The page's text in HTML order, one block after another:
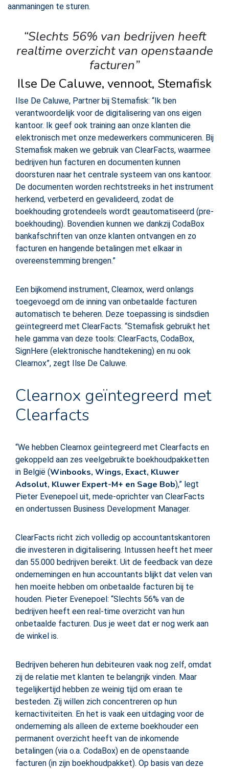
aanmaningen te sturen.
“Slechts 56% van bedrijven heeft
realtime overzicht van openstaande
facturen”
Ilse De Caluwe, vennoot, Stemafisk
Ilse De Caluwe, Partner bij Stemafisk: “Ik ben
verantwoordelijk voor de digitalisering van ons eigen
kantoor. Ik geef ook training aan onze klanten die
elektronisch met onze medewerkers communiceren. Bij
Stemafisk maken we gebruik van ClearFacts, waarmee
bedrijven hun facturen en documenten kunnen
doorsturen naar het centrale systeem van ons kantoor.
De documenten worden rechtstreeks in het instrument
herkend, verbeterd en gevalideerd, zodat de
boekhouding grotendeels wordt geautomatiseerd (pre-
boekhouding). Bovendien kunnen we dankzij CodaBox
bankafschriften van onze klanten ontvangen en zo
facturen en hangende betalingen met elkaar in
overeenstemming brengen.”
Een bijkomend instrument, Clearnox, werd onlangs
toegevoegd om de inning van onbetaalde facturen
automatisch te beheren. Deze toepassing is sindsdien
geïntegreerd met ClearFacts. “Stemafisk gebruikt het
hele gamma van deze tools: ClearFacts, CodaBox,
SignHere (elektronische handtekening) en nu ook
Clearnox”, zegt Ilse De Caluwe.
Clearnox geïntegreerd met
Clearfacts
“We hebben Clearnox geïntegreerd met Clearfacts en
gekoppeld aan zes veelgebruikte boekhoudpakketten
in België (Winbooks, Wings, Exact, Kluwer
Adsolut, Kluwer Expert-M+ en Sage Bob),” legt
Pieter Evenepoel uit, mede-oprichter van ClearFacts
en ondertussen Business Development Manager.
ClearFacts richt zich volledig op accountantskantoren
die investeren in digitalisering. Intussen heeft het meer
dan 55.000 bedrijven bereikt. Uit de feedback van deze
ondernemingen en hun accountants blijkt dat velen van
hen moeite hebben om onbetaalde facturen bij te
houden. Pieter Evenepoel: “Slechts 56% van de
bedrijven heeft een real-time overzicht van hun
onbetaalde facturen. Dus je weet dat er nog werk aan
de winkel is.
Bedrijven beheren hun debiteuren vaak nog zelf, omdat
zij de relatie met klanten te belangrijk vinden. Maar
tegelijkertijd hebben ze weinig tijd om eraan te
besteden. Zij willen zich concentreren op hun
kernactiviteiten. En het is vaak een uitdaging voor de
onderneming als alleen de externe boekhouder een
permanent overzicht heeft van de inkomende
betalingen (via o.a. CodaBox) en de openstaande
facturen (in zijn boekhoudpakket). Op basis van deze